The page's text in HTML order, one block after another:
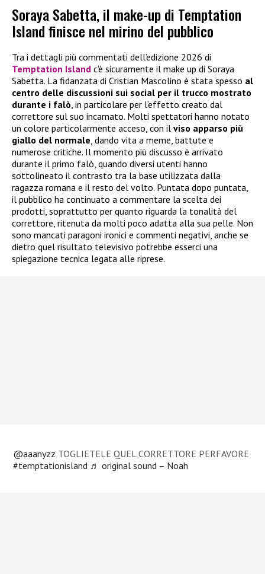
Soraya Sabetta, il make-up di Temptation
Island finisce nel mirino del pubblico
Tra i dettagli più commentati dell’edizione 2026 di
Temptation Island c’è sicuramente il make up di Soraya
Sabetta. La fidanzata di Cristian Mascolino è stata spesso al
centro delle discussioni sui social per il trucco mostrato
durante i falò , in particolare per l’effetto creato dal
correttore sul suo incarnato. Molti spettatori hanno notato
un colore particolarmente acceso, con il viso apparso più
giallo del normale , dando vita a meme, battute e
numerose critiche. Il momento più discusso è arrivato
durante il primo falò, quando diversi utenti hanno
sottolineato il contrasto tra la base utilizzata dalla
ragazza romana e il resto del volto. Puntata dopo puntata,
il pubblico ha continuato a commentare la scelta dei
prodotti, soprattutto per quanto riguarda la tonalità del
correttore, ritenuta da molti poco adatta alla sua pelle. Non
sono mancati paragoni ironici e commenti negativi, anche se
dietro quel risultato televisivo potrebbe esserci una
spiegazione tecnica legata alle riprese.
@aaanyzz TOGLIETELE QUEL CORRETTORE PERFAVORE
#temptationisland ♬ original sound – Noah